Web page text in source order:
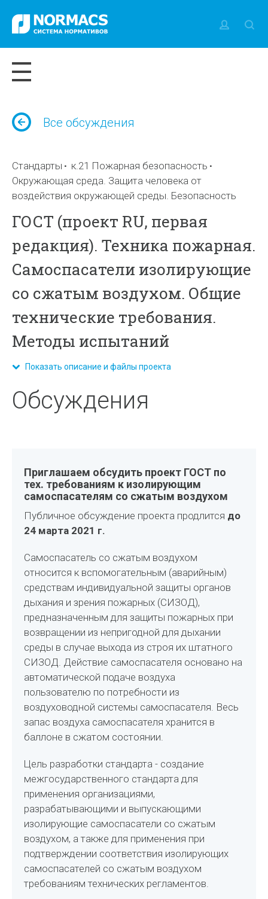
Все обсуждения
Стандарты
к.21 Пожарная безопасность
Окружающая среда. Защита человека от
воздействия окружающей среды. Безопасность
ГОСТ (проект RU, первая
редакция). Техника пожарная.
Самоспасатели изолирующие
со сжатым воздухом. Общие
технические требования.
Методы испытаний
Показать описание и файлы проекта
Обсуждения
Приглашаем обсудить проект ГОСТ по
тех. требованиям к изолирующим
самоспасателям со сжатым воздухом
Публичное обсуждение проекта продлится до
24 марта 2021 г.
Самоспасатель со сжатым воздухом
относится к вспомогательным (аварийным)
средствам индивидуальной защиты органов
дыхания и зрения пожарных (СИЗОД),
предназначенным для защиты пожарных при
возвращении из непригодной для дыхании
среды в случае выхода из строя их штатного
СИЗОД. Действие самоспасателя основано на
автоматической подаче воздуха
пользователю по потребности из
воздуховодной системы самоспасателя. Весь
запас воздуха самоспасателя хранится в
баллоне в сжатом состоянии.
Цель разработки стандарта - создание
межгосударственного стандарта для
применения организациями,
разрабатывающими и выпускающими
изолирующие самоспасатели со сжатым
воздухом, а также для применения при
подтверждении соответствия изолирующих
самоспасателей со сжатым воздухом
требованиям технических регламентов.